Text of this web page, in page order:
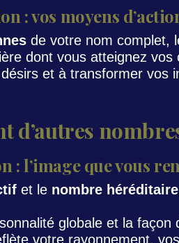
: vos moyens
de votre nom complet,
dont vous atteignez vos
et à transformer vos
d’autres
: l’image que vous
et le nombre héréditaire
globale et la façon
votre rayonnement,